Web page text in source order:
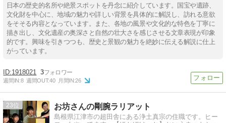
日本の歴史的名所や絶景スポットを丹念に紹介しています。国宝や遺跡、
文化財を中心に、地域の魅力や詳しい背景を具体的に解説し、訪れる意欲
をそそる内容となっています。また、各地の風景や文化的な特色を丁寧に
描き出し、文化遺産の奥深さと自然の壮大さを感じさせる文章表現が印象
的です。興味を引きつつも、歴史と景観の魅力を絶妙に伝える解説に仕上
がっています。
1918021 3
週間IN:8 週間OUT:40 月間IN:26
23 お坊さんの剛腕ラリアット
島根県江津市の超田舎にある浄土真宗の住職です。ヒー